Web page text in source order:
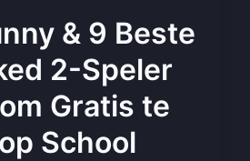
& 9 Beste
2-Speler
Gratis te
School